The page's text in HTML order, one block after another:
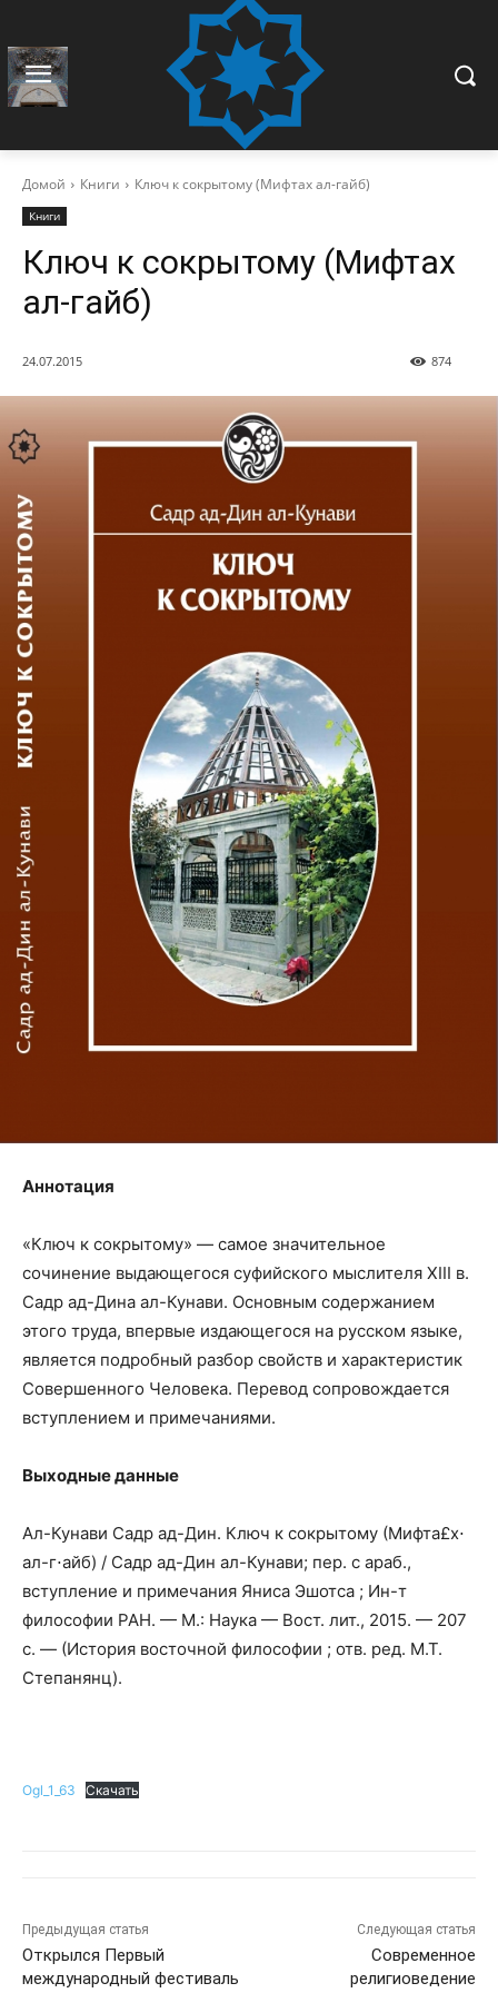
Домой Книги Ключ к сокрытому (Мифтах ал-гайб)
Книги
Ключ к сокрытому (Мифтах
ал-гайб)
24.07.2015 874
Аннотация
«Ключ к сокрытому» — самое значительное
сочинение выдающегося суфийского мыслителя XIII в.
Садр ад-Дина ал-Кунави. Основным содержанием
этого труда, впервые издающегося на русском языке,
является подробный разбор свойств и характеристик
Совершенного Человека. Перевод сопровождается
вступлением и примечаниями.
Выходные данные
Ал-Кунави Садр ад-Дин. Ключ к сокрытому (Мифта£х⋅
ал-г⋅айб) / Садр ад-Дин ал-Кунави; пер. с араб.,
вступление и примечания Яниса Эшотса ; Ин-т
философии РАН. — М.: Наука — Вост. лит., 2015. — 207
с. — (История восточной философии ; отв. ред. М.Т.
Степанянц).
Ogl_1_63 Скачать
Предыдущая статья
Открылся Первый
международный фестиваль
Следующая статья
Современное
религиоведение